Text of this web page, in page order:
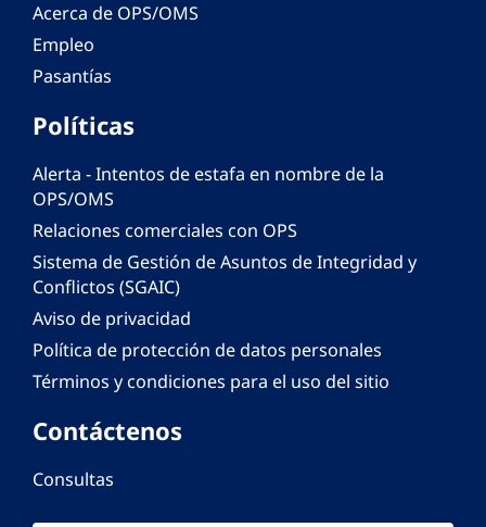
Acerca de OPS/OMS
Empleo
Pasantías
Políticas
Alerta - Intentos de estafa en nombre de la
OPS/OMS
Relaciones comerciales con OPS
Sistema de Gestión de Asuntos de Integridad y
Conflictos (SGAIC)
Aviso de privacidad
Política de protección de datos personales
Términos y condiciones para el uso del sitio
Contáctenos
Consultas